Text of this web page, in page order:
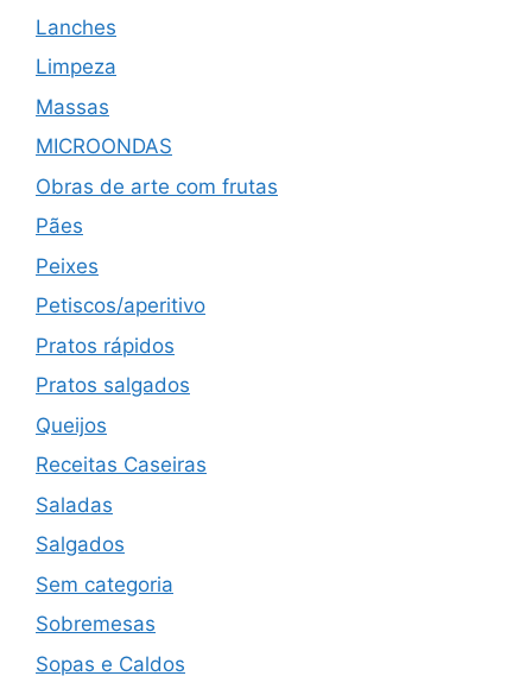
Lanches
Limpeza
Massas
MICROONDAS
Obras de arte com frutas
Pães
Peixes
Petiscos/aperitivo
Pratos rápidos
Pratos salgados
Queijos
Receitas Caseiras
Saladas
Salgados
Sem categoria
Sobremesas
Sopas e Caldos